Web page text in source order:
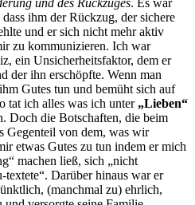
und des Rückzuges. Es war
ihm der Rückzug, der sichere
und er sich nicht mehr aktiv
zu kommunizieren. Ich war
ein Unsicherheitsfaktor, dem er
der ihn erschöpfte. Wenn man
Gutes tun und bemüht sich auf
tat ich alles was ich unter „Lieben“
Doch die Botschaften, die beim
Gegenteil von dem, was wir
etwas Gutes zu tun indem er mich
machen ließ, sich „nicht
Darüber hinaus war er
(manchmal zu) ehrlich,